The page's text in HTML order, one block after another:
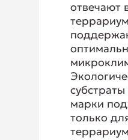
отвечают
марки
только